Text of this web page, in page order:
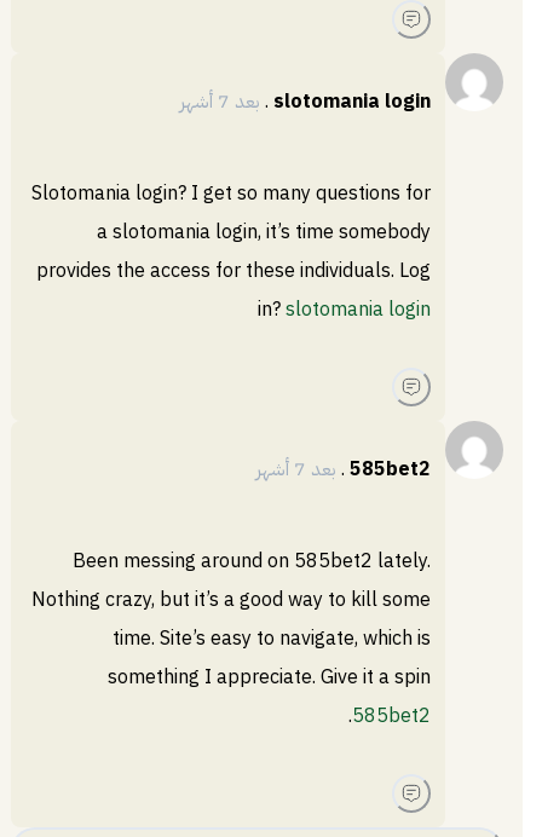
slotomania login
. بعد 7 أشهر
Slotomania login? I get so many questions for
a slotomania login, it’s time somebody
provides the access for these individuals. Log
in?slotomania login
585bet2
. بعد 7 أشهر
Been messing around on 585bet2 lately.
Nothing crazy, but it’s a good way to kill some
time. Site’s easy to navigate, which is
something I appreciate. Give it a spin
585bet2
.